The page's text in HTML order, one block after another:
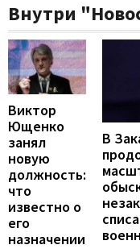
Внутри
Виктор
Ющенко
занял
новую
должность:
что
известно о
его
назначении
В